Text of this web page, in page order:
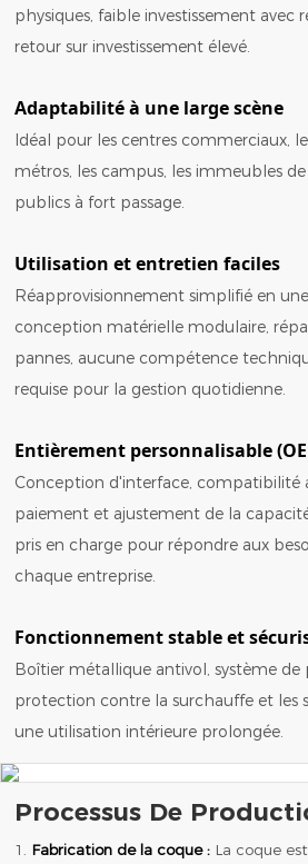
physiques, faible investissement avec
retour sur investissement élevé.
Adaptabilité à une large scène
Idéal pour les centres commerciaux,
métros, les campus, les immeubles
publics à fort passage.
Utilisation et entretien faciles
Réapprovisionnement simplifié en
conception matérielle modulaire,
pannes, aucune compétence
requise pour la gestion quotidienne.
Entièrement personnalisable
Conception d'interface, compatibilité
paiement et ajustement de la
pris en charge pour répondre aux
chaque entreprise.
Fonctionnement stable et
Boîtier métallique antivol, système de
protection contre la surchauffe et les
une utilisation intérieure prolongée.
Processus De
1. Fabrication de la coque : La coque